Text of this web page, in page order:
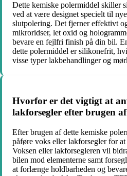
Dette kemiske polermiddel skiller
ved at være designet specielt til
slutpolering. Det fjerner effektivt
mikroridser, let oxid og
bevare en fejlfri finish på din bil.
dette polermiddel er silikonefrit,
visse typer lakbehandlinger og
Hvorfor er det vigtigt at
lakforsegler efter brugen
Efter brugen af dette kemiske
påføre voks eller lakforsegler for at
Voksen eller lakforsegleren vil
bilen mod elementerne samt
at forlænge holdbarheden og